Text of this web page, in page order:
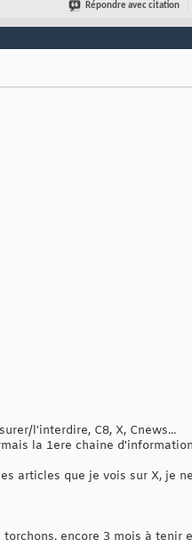
Répondre avec citation
l'interdire, C8, X, Cnews...
la 1ere chaine
articles que je vois sur X, je